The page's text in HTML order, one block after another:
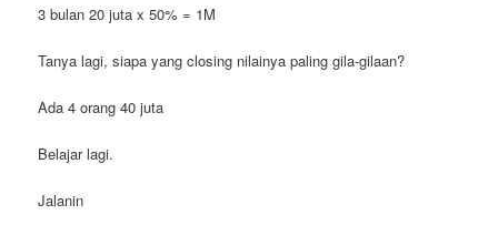
3 bulan 20 juta x 50% = 1M
Tanya lagi, siapa yang closing nilainya paling gila-gilaan?
Ada 4 orang 40 juta
Belajar lagi.
Jalanin